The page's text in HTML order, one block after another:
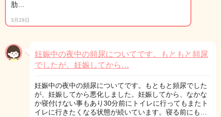
肋…
3月29日
妊娠中の夜中の頻尿についてです。もともと頻尿
でしたが、妊娠してから…
妊娠中の夜中の頻尿についてです。もともと頻尿でした
が、妊娠してから悪化しました。妊娠してから、なかな
か寝付けない事もあり30分前にトイレに行ってもまたト
イレに行きたくなる状態が続いています。寝る前にも…